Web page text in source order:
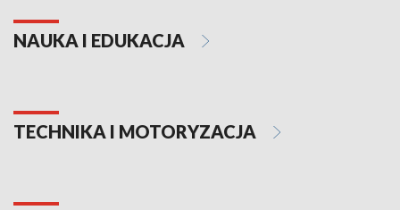
NAUKA I EDUKACJA
TECHNIKA I MOTORYZACJA